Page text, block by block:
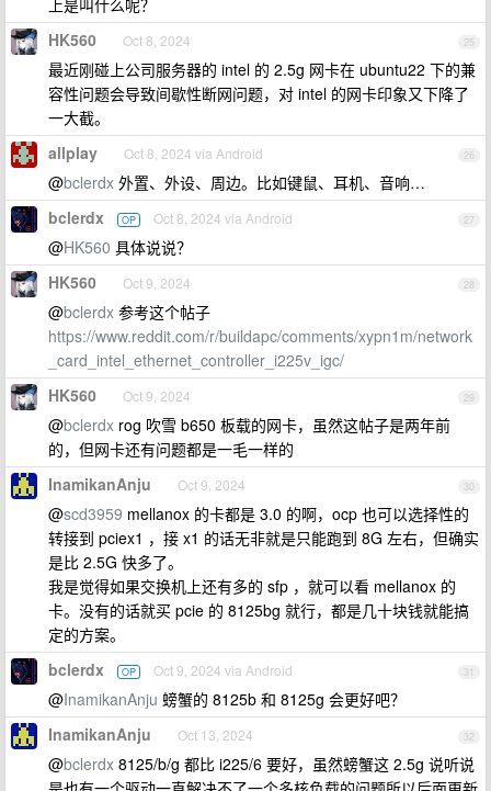
上是叫什么呢？
25
HK560 Oct 8, 2024
最近刚碰上公司服务器的 intel 的 2.5g 网卡在 ubuntu22 下的兼
容性问题会导致间歇性断网问题，对 intel 的网卡印象又下降了
一大截。
26
allplay Oct 8, 2024 via Android
@bclerdx 外置、外设、周边。比如键鼠、耳机、音响…
27
bclerdx OP Oct 8, 2024 via Android
@HK560 具体说说？
28
HK560 Oct 9, 2024
@bclerdx 参考这个帖子
https://www.reddit.com/r/buildapc/comments/xypn1m/network
_card_intel_ethernet_controller_i225v_igc/
29
HK560 Oct 9, 2024
@bclerdx rog 吹雪 b650 板载的网卡，虽然这帖子是两年前
的，但网卡还有问题都是一毛一样的
30
InamikanAnju Oct 9, 2024
@scd3959 mellanox 的卡都是 3.0 的啊，ocp 也可以选择性的
转接到 pciex1 ，接 x1 的话无非就是只能跑到 8G 左右，但确实
是比 2.5G 快多了。
我是觉得如果交换机上还有多的 sfp ，就可以看 mellanox 的
卡。没有的话就买 pcie 的 8125bg 就行，都是几十块钱就能搞
定的方案。
31
bclerdx OP Oct 9, 2024 via Android
@InamikanAnju 螃蟹的 8125b 和 8125g 会更好吧？
32
InamikanAnju Oct 13, 2024
@bclerdx 8125/b/g 都比 i225/6 要好，虽然螃蟹这 2.5g 说听说